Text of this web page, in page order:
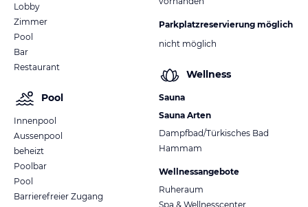
Lobby
Zimmer
Pool
Bar
Restaurant
Pool
Innenpool
Aussenpool
beheizt
Poolbar
Pool
Barrierefreier Zugang
Parkplatzreservierung möglich
nicht möglich
Wellness
Sauna
Sauna Arten
Dampfbad/Türkisches Bad
Hammam
Wellnessangebote
Ruheraum
Spa & Wellnesscenter